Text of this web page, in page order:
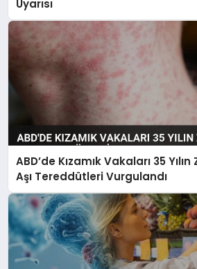
Uyarısı
ABD’de Kızamık Vakaları 35
Aşı Tereddütleri Vurgulandı